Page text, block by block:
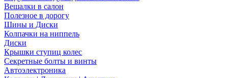
Вешалки в салон
Полезное в дорогу
Шины и Диски
Колпачки на ниппель
Диски
Крышки ступиц колес
Секретные болты и винты
Автоэлектроника